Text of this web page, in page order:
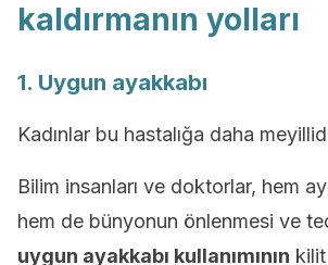
kaldırmanın yolları
1. Uygun ayakkabı
Kadınlar bu hastalığa daha
Bilim insanları ve doktorlar, hem
hem de bünyonun önlenmesi ve
uygun ayakkabı kullanımının kilit